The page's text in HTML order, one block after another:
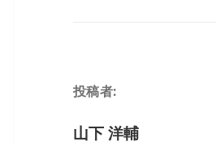
o
o
k
投稿者:
山下 洋輔